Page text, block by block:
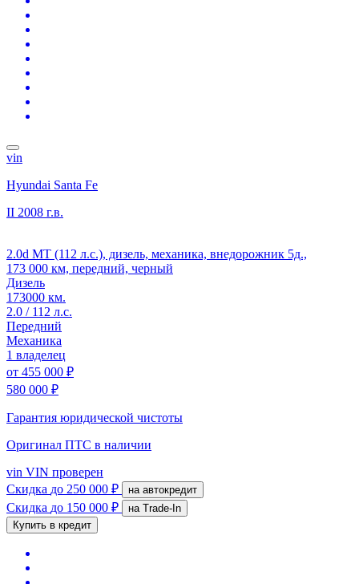
vin
Hyundai Santa Fe
II 2008 г.в.
2.0d MT (112 л.с.), дизель, механика, внедорожник 5д.,
173 000 км, передний, черный
Дизель
173000 км.
2.0 / 112 л.с.
Передний
Механика
1 владелец
от 455 000 ₽
580 000 ₽
Гарантия юридической чистоты
Оригинал ПТС в наличии
vin VIN проверен
Скидка до 250 000 ₽ на автокредит
Скидка до 150 000 ₽
на Trade-In
Купить в кредит